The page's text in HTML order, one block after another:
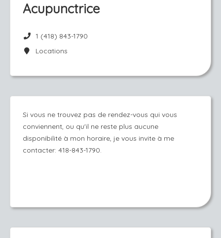
Acupunctrice
1 (418) 843-1790
Locations
Si vous ne trouvez pas de rendez-vous qui vous
conviennent, ou qu'il ne reste plus aucune
disponibilité à mon horaire, je vous invite à me
contacter: 418-843-1790.